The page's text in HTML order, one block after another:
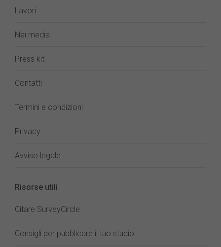
Lavori
Nei media
Press kit
Contatti
Termini e condizioni
Privacy
Avviso legale
Risorse utili
Citare SurveyCircle
Consigli per pubblicare il tuo studio